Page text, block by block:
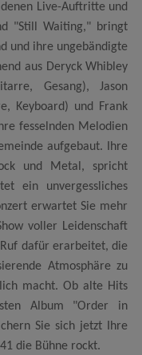
Live-Auftritte und
"Still Waiting," bringt
und ihre ungebändigte
aus Deryck Whibley
Gesang), Jason
Keyboard) und Frank
fesselnden Melodien
aufgebaut. Ihre
und Metal, spricht
ein unvergessliches
erwartet Sie mehr
voller Leidenschaft
dafür erarbeitet, die
Atmosphäre zu
macht. Ob alte Hits
Album "Order in
Sie sich jetzt Ihre
die Bühne rockt.